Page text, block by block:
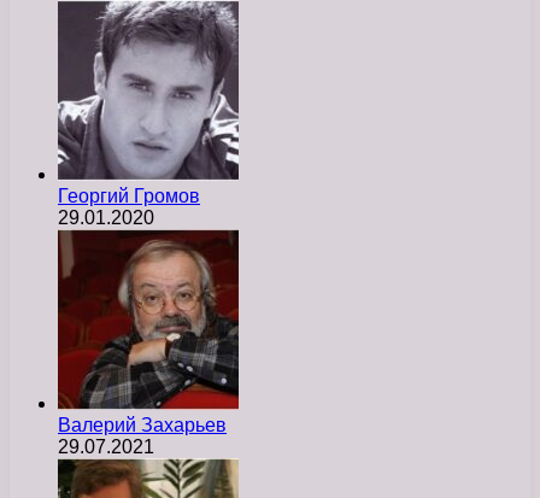
Георгий Громов
29.01.2020
Валерий Захарьев
29.07.2021